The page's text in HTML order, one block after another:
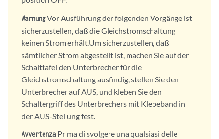
WarnungVor Ausführung der folgenden Vorgänge ist
sicherzustellen, daß die Gleichstromschaltung
keinen Strom erhält.Um sicherzustellen, daß
sämtlicher Strom abgestellt ist, machen Sie auf der
Schalttafel den Unterbrecher für die
Gleichstromschaltung ausfindig, stellen Sie den
Unterbrecher auf AUS, und kleben Sie den
Schaltergriff des Unterbrechers mit Klebeband in
der AUS-Stellung fest.
Avvertenza Prima di svolgere una qualsiasi delle